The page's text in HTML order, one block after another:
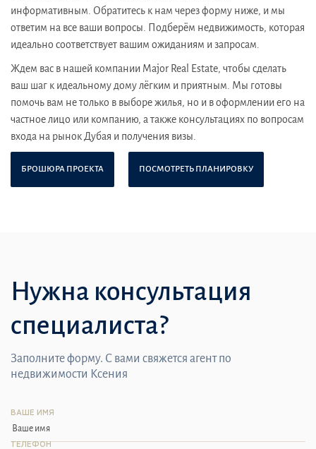
информативным. Обратитесь к нам через форму ниже, и мы
ответим на все ваши вопросы. Подберём недвижимость, которая
идеально соответствует вашим ожиданиям и запросам.
Ждем вас в нашей компании Major Real Estate, чтобы сделать
ваш шаг к идеальному дому лёгким и приятным. Мы готовы
помочь вам не только в выборе жилья, но и в оформлении его на
частное лицо или компанию, а также консультациях по вопросам
входа на рынок Дубая и получения визы.
БРОШЮРА ПРОЕКТА ПОСМОТРЕТЬ ПЛАНИРОВКУ
Нужна консультация
специалиста?
Заполните форму. С вами свяжется агент по
недвижимости Ксения
ВАШЕ ИМЯ
ТЕЛЕФОН